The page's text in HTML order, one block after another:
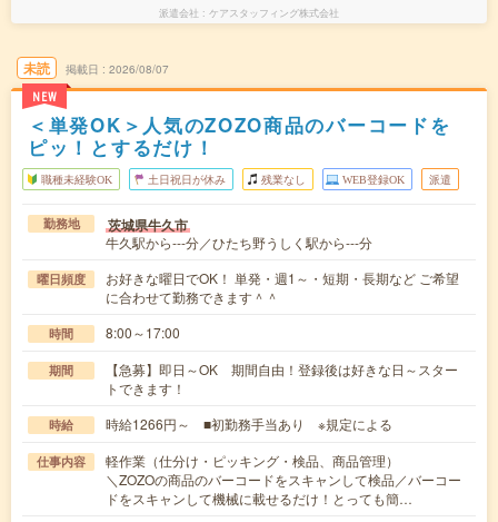
派遣会社 ケアスタッフィング株式会社
未読
NEW
掲載日 2026/08/07
＜単発OK＞人気のZOZO商品のバーコードを
ピッ！とするだけ！
職種未経験OK 土日祝日が休み 残業なし WEB登録OK 派遣
勤務地 茨城県牛久市
牛久駅から---分／ひたち野うしく駅から---分
曜日頻度
お好きな曜日でOK！ 単発・週1～・短期・長期など ご希望
に合わせて勤務できます＾＾
時間 8:00～17:00
期間
【急募】即日～OK 期間自由！登録後は好きな日～スター
トできます！
時給 時給1266円～ ■初勤務手当あり ※規定による
仕事内容
軽作業（仕分け・ピッキング・検品、商品管理）
＼ZOZOの商品のバーコードをスキャンして検品／バーコー
ドをスキャンして機械に載せるだけ！とっても簡…